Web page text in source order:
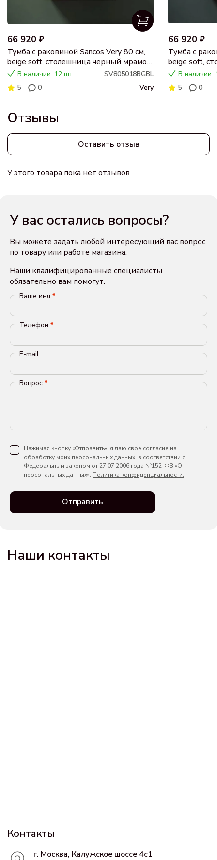
66 920 ₽
Тумба с раковиной Sancos Very 80 см,
beige soft, столешница черный мрамор,
раковина CN5018
В наличии: 12 шт
SV805018BGBL
5
0 Very
66 920 ₽
Тумба с
beige soft,
раковина
В наличии:
5
0
Отзывы
Оставить отзыв
У этого товара пока нет отзывов
У вас остались вопросы?
Вы можете задать любой интересующий вас вопрос
по товару или работе магазина.
Наши квалифицированные специалисты
обязательно вам помогут.
Ваше имя *
Телефон *
E-mail
Вопрос *
Нажимая кнопку «Отправить», я даю свое согласие на
обработку моих персональных данных, в соответствии с
Федеральным законом от 27.07.2006 года №152-ФЗ «О
персональных данных». Политика конфиденциальности.
Отправить
Наши контакты
Контакты
г. Москва, Калужское шоссе 4с1